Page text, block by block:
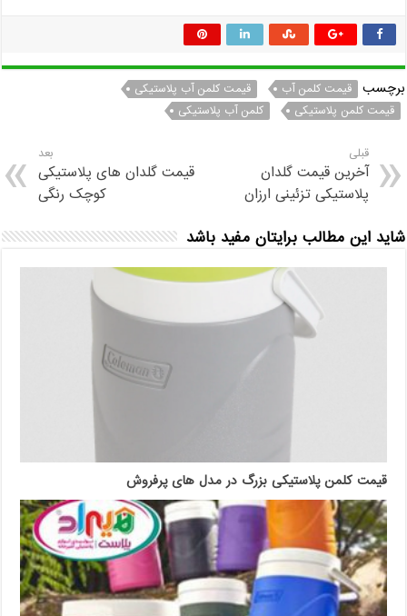
برچسب قیمت کلمن آب
قیمت کلمن آب پلاستیکی
قیمت کلمن پلاستیکی
کلمن آب پلاستیکی
قبلی
آخرین قیمت گلدان
پلاستیکی تزئینی ارزان
بعد
قیمت گلدان های پلاستیکی
کوچک رنگی
شاید این مطالب برایتان مفید باشد
قیمت کلمن پلاستیکی بزرگ در مدل های پرفروش